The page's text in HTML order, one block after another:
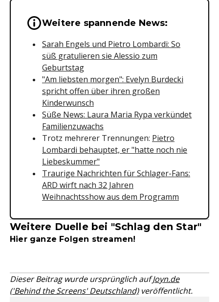
Wichtige Hinweise &
Weitere spannende News:
Sarah Engels und Pietro Lombardi: So
süß gratulieren sie Alessio zum
Geburtstag
"Am liebsten morgen": Evelyn Burdecki
spricht offen über ihren großen
Kinderwunsch
Süße News: Laura Maria Rypa verkündet
Familienzuwachs
Trotz mehrerer Trennungen: Pietro
Lombardi behauptet, er "hatte noch nie
Liebeskummer"
Traurige Nachrichten für Schlager-Fans:
ARD wirft nach 32 Jahren
Weihnachtsshow aus dem Programm
Weitere Duelle bei "Schlag den Star"
Hier ganze Folgen streamen!
Dieser Beitrag wurde ursprünglich aufJoyn.de
('Behind the Screens' Deutschland)veröffentlicht.